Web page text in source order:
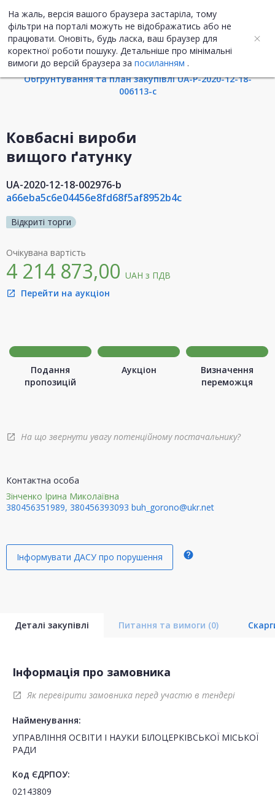
На жаль, версія вашого браузера застаріла, тому
фільтри на порталі можуть не відображатись або не
працювати. Оновіть, будь ласка, ваш браузер для
коректної роботи пошуку. Детальніше про мінімальні
вимоги до версій браузера за посиланням .
UA ENG
Інформація про закупівлю
Обгрунтування та план закупівлі UA-P-2020-12-18-
006113-c
Ковбасні вироби
вищого ґатунку
UA-2020-12-18-002976-b
a66eba5c6e04456e8fd68f5af8952b4c
Відкриті торги
Очікувана вартість
4 214 873,00 UAH з ПДВ
open_in_new Перейти на аукціон
Подання
пропозицій
Аукціон
Визначення
переможця
open_in_new На що звернути увагу потенційному постачальнику?
Контактна особа
Зінченко Ірина Миколаївна
380456351989, 380456393093 buh_gorono@ukr.net
Інформувати ДАСУ про порушення help
Деталі закупівлі Питання та вимоги (0)
Інформація про замовника
open_in_new Як перевірити замовника перед участю в тендері
Найменування:
УПРАВЛІННЯ ОСВІТИ І НАУКИ БІЛОЦЕРКІВСЬКОЇ МІСЬКОЇ
РАДИ
Код ЄДРПОУ:
02143809